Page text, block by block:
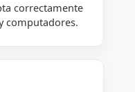
correctamente
computadores.